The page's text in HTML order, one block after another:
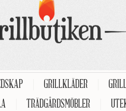
GRILLKLÄDER
TRÄDGÅRDSMÖBLER